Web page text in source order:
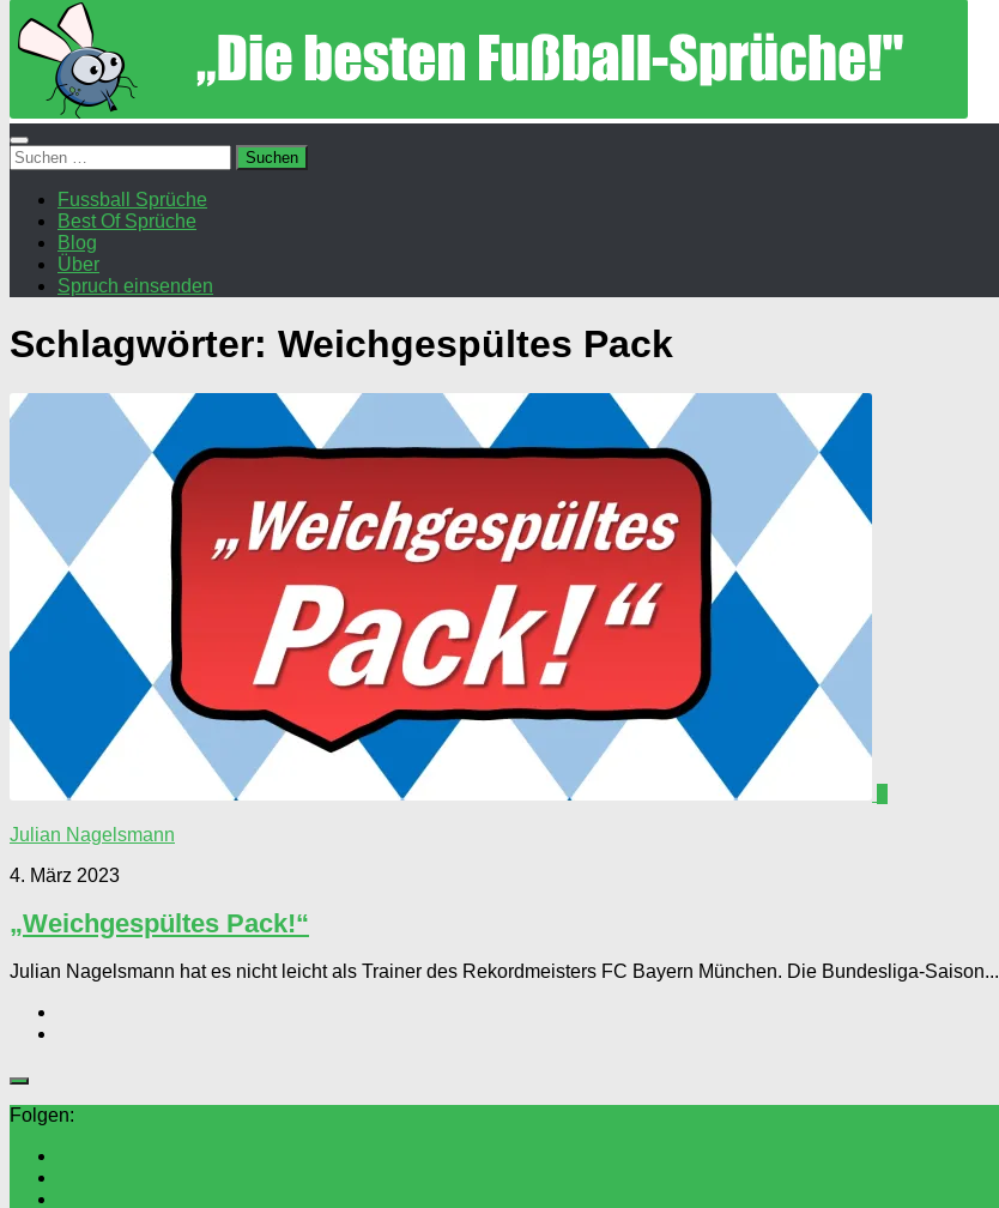
Suchen
nach:
Fussball Sprüche
Best Of Sprüche
Blog
Über
Spruch einsenden
Schlagwörter: Weichgespültes Pack
Julian Nagelsmann
4. März 2023
„Weichgespültes Pack!“
Julian Nagelsmann hat es nicht leicht als Trainer des Rekordmeisters FC Bayern München. Die Bundesliga-Saison...
Folgen: